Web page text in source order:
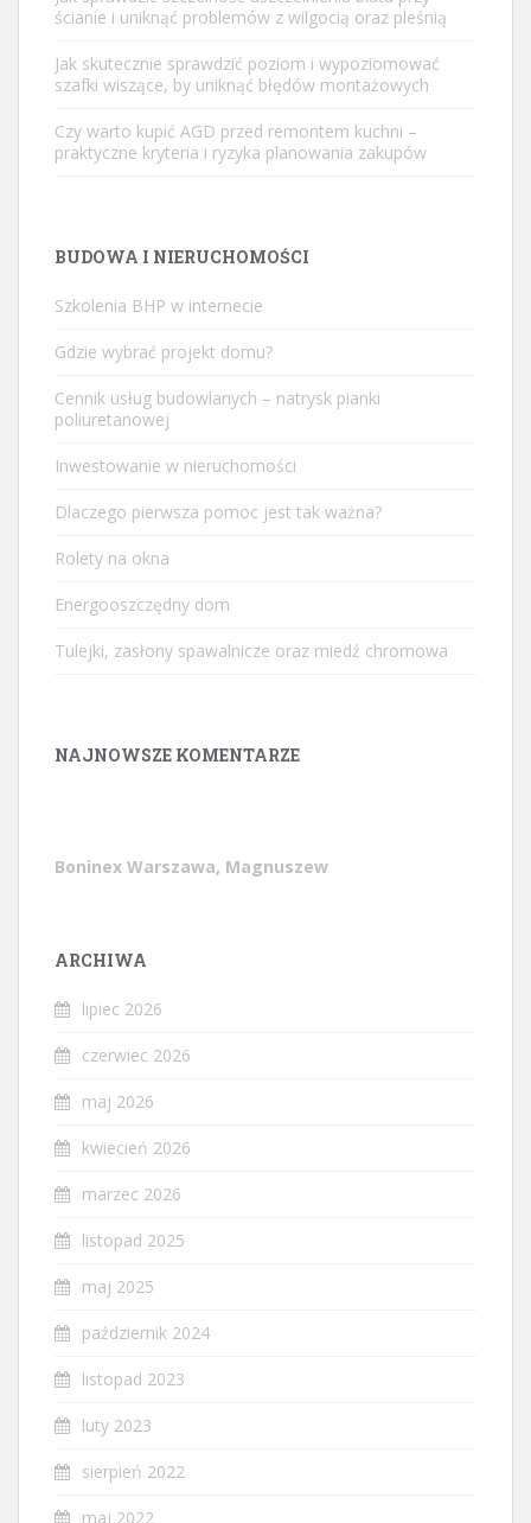
ścianie i uniknąć problemów z wilgocią oraz pleśnią
Jak skutecznie sprawdzić poziom i wypoziomować
szafki wiszące, by uniknąć błędów montażowych
Czy warto kupić AGD przed remontem kuchni –
praktyczne kryteria i ryzyka planowania zakupów
BUDOWA I NIERUCHOMOŚCI
Szkolenia BHP w internecie
Gdzie wybrać projekt domu?
Cennik usług budowlanych – natrysk pianki
poliuretanowej
Inwestowanie w nieruchomości
Dlaczego pierwsza pomoc jest tak ważna?
Rolety na okna
Energooszczędny dom
Tulejki, zasłony spawalnicze oraz miedź chromowa
NAJNOWSZE KOMENTARZE
Boninex Warszawa, Magnuszew
ARCHIWA
lipiec 2026
czerwiec 2026
maj 2026
kwiecień 2026
marzec 2026
listopad 2025
maj 2025
październik 2024
listopad 2023
luty 2023
sierpień 2022
maj 2022